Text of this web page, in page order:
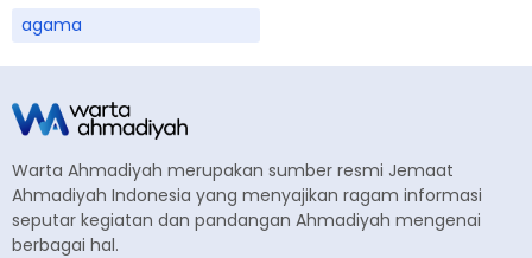
agama
Warta Ahmadiyah merupakan sumber resmi Jemaat
Ahmadiyah Indonesia yang menyajikan ragam informasi
seputar kegiatan dan pandangan Ahmadiyah mengenai
berbagai hal.